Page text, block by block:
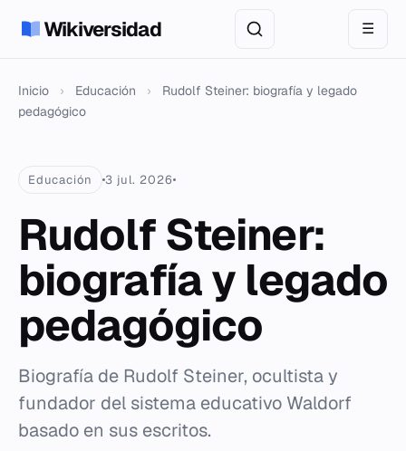
Wikiversidad ☰
Inicio › Educación ›
Rudolf Steiner: biografía y legado
pedagógico
Educación 3 jul. 2026
Rudolf Steiner:
biografía y legado
pedagógico
Biografía de Rudolf Steiner, ocultista y
fundador del sistema educativo Waldorf
basado en sus escritos.